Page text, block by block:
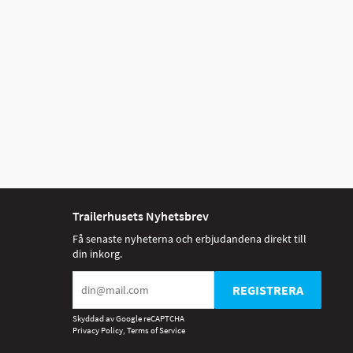
Trailerhusets Nyhetsbrev
Få senaste nyheterna och erbjudandena direkt till
din inkorg.
REGISTRERA
Skyddad av Google reCAPTCHA
Privacy Policy, Terms of Service